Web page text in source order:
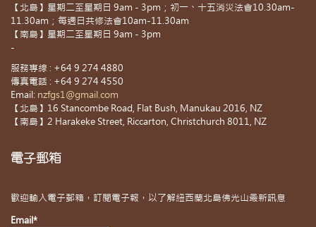
【北島】星期二至星期日 9am - 3pm；初一、十五消災法會10.30am-
11.30am；每週日共修法會10am-11.30am
【南島】星期二至星期日 9am - 3pm
-
服務專線 : +64 9 274 4880
傳真電話 : +64 9 274 4550
Email: nzfgs1@gmail.com
【北島】16 Stancombe Road, Flat Bush, Manukau 2016, NZ
【南島】2 Harakeke Street, Riccarton, Christchurch 8011, NZ
電子郵箱
歡迎輸入電子郵箱，訂閱電子報，以了解紐西蘭北島佛光山最新訊息
Email*